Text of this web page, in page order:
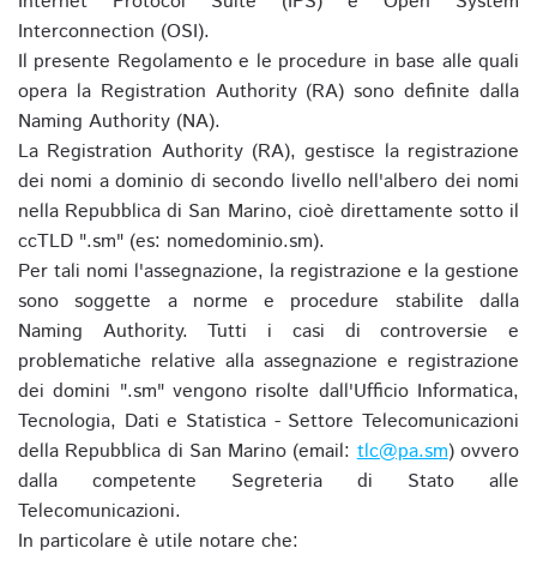
Interconnection (OSI).
Il presente Regolamento e le procedure in base alle quali
opera la Registration Authority (RA) sono definite dalla
Naming Authority (NA).
La Registration Authority (RA), gestisce la registrazione
dei nomi a dominio di secondo livello nell'albero dei nomi
nella Repubblica di San Marino, cioè direttamente sotto il
ccTLD ".sm" (es: nomedominio.sm).
Per tali nomi l'assegnazione, la registrazione e la gestione
sono soggette a norme e procedure stabilite dalla
Naming Authority. Tutti i casi di controversie e
problematiche relative alla assegnazione e registrazione
dei domini ".sm" vengono risolte dall'Ufficio Informatica,
Tecnologia, Dati e Statistica - Settore Telecomunicazioni
della Repubblica di San Marino (email:tlc@pa.sm) ovvero
dalla competente Segreteria di Stato alle
Telecomunicazioni.
In particolare è utile notare che: